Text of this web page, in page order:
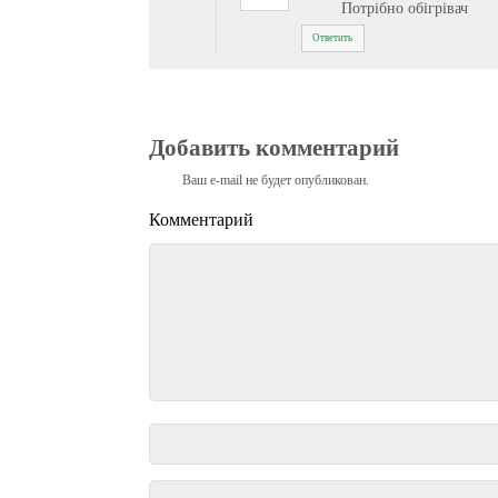
Потрібно обігрівач
Ответить
Добавить комментарий
Ваш e-mail не будет опубликован.
Комментарий